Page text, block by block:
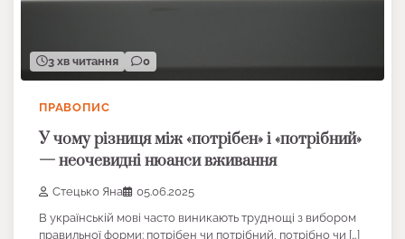
3 хв читання 0
ПРАВОПИС
У чому різниця між «потрібен» і «потрібний»
— неочевидні нюанси вживання
Стецько Яна
05.06.2025
В українській мові часто виникають труднощі з вибором
правильної форми: потрібен чи потрібний, потрібно чи […]